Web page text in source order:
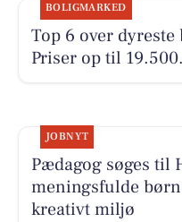
BOLIGMARKED
Top 6 over
Priser op til
JOBNYT
Pædagog søges til
meningsfulde
kreativt miljø